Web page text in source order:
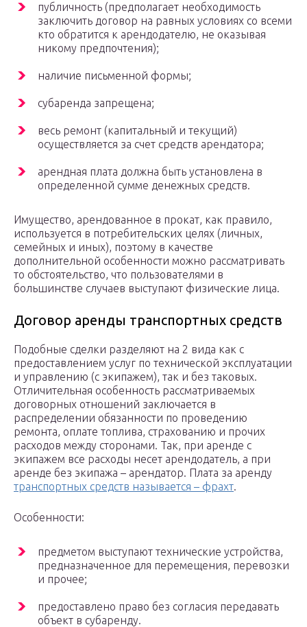
публичность (предполагает необходимость
заключить договор на равных условиях со всеми
кто обратится к арендодателю, не оказывая
никому предпочтения);
наличие письменной формы;
субаренда запрещена;
весь ремонт (капитальный и текущий)
осуществляется за счет средств арендатора;
арендная плата должна быть установлена в
определенной сумме денежных средств.
Имущество, арендованное в прокат, как правило,
используется в потребительских целях (личных,
семейных и иных), поэтому в качестве
дополнительной особенности можно рассматривать
то обстоятельство, что пользователями в
большинстве случаев выступают физические лица.
Договор аренды транспортных средств
Подобные сделки разделяют на 2 вида как с
предоставлением услуг по технической эксплуатации
и управлению (с экипажем), так и без таковых.
Отличительная особенность рассматриваемых
договорных отношений заключается в
распределении обязанности по проведению
ремонта, оплате топлива, страхованию и прочих
расходов между сторонами. Так, при аренде с
экипажем все расходы несет арендодатель, а при
аренде без экипажа – арендатор. Плата за аренду
транспортных средств называется – фрахт.
Особенности:
предметом выступают технические устройства,
предназначенное для перемещения, перевозки
и прочее;
предоставлено право без согласия передавать
объект в субаренду.